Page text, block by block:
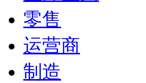
零售
运营商
制造